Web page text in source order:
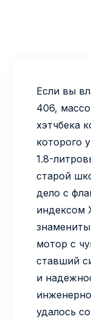
Если вы
406,
хэтчбека
которого
1.8-
старой
дело с
индексом
мотор с
ставший
и
удалось